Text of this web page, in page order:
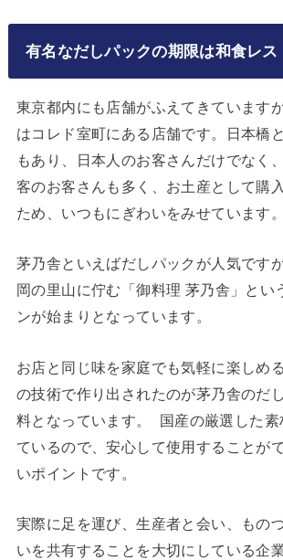
有名なだしパックの期限は和食レス
東京都内にも店舗がふえてきています
はコレド室町にある店舗です。日本橋
もあり、日本人のお客さんだけでなく
客のお客さんも多く、お土産として購
ため、いつもにぎわいをみせています。
茅乃舎といえばだしパックが人気です
岡の里山に佇む「御料理 茅乃舎」とい
ンが始まりとなっています。
お店と同じ味を家庭でも気軽に楽しめ
の技術で作り出されたのが茅乃舎のだ
料となっています。 ⁡ 国産の厳選した
ているので、安心して使用することが
いポイントです。
実際に足を運び、生産者と会い、もの
いを共有することを大切にしている企